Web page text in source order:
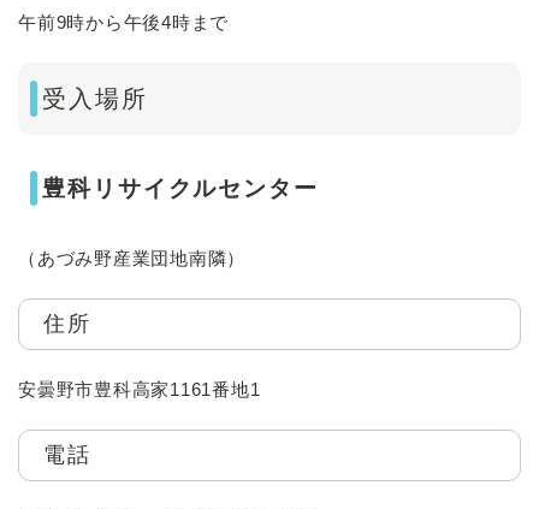
午前9時から午後4時まで
受入場所
豊科リサイクルセンター
（あづみ野産業団地南隣）
住所
安曇野市豊科高家1161番地1
電話